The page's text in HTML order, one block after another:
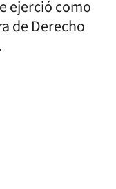
ejerció como
de Derecho